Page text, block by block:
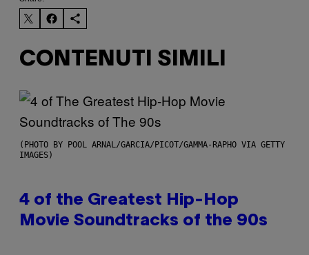
CONTENUTI SIMILI
(PHOTO BY POOL ARNAL/GARCIA/PICOT/GAMMA-RAPHO VIA GETTY
IMAGES)
4 of the Greatest Hip-Hop
Movie Soundtracks of the 90s